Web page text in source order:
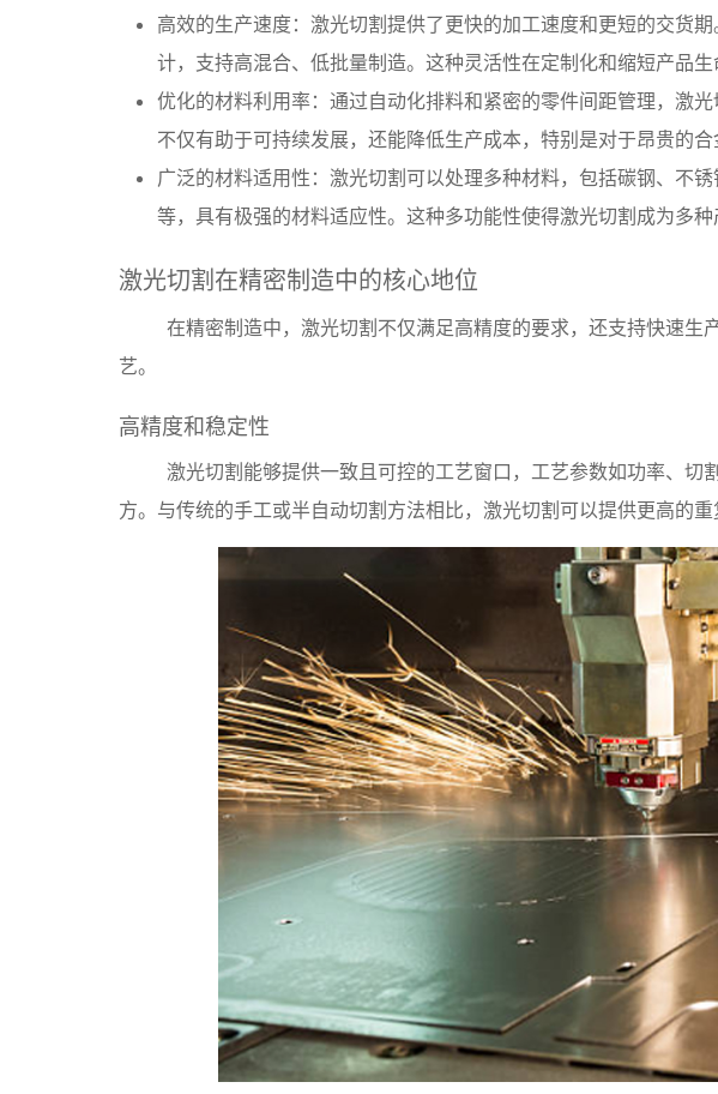
高效的生产速度：激光切割提供了更快的加工速度和更短的交货
计，支持高混合、低批量制造。这种灵活性在定制化和缩短产品生
优化的材料利用率：通过自动化排料和紧密的零件间距管理，激
不仅有助于可持续发展，还能降低生产成本，特别是对于昂贵的合
广泛的材料适用性：激光切割可以处理多种材料，包括碳钢、不
等，具有极强的材料适应性。这种多功能性使得激光切割成为多
激光切割在精密制造中的核心地位
在精密制造中，激光切割不仅满足高精度的要求，还支持快速生
艺。
高精度和稳定性
激光切割能够提供一致且可控的工艺窗口，工艺参数如功率、切
方。与传统的手工或半自动切割方法相比，激光切割可以提供更高的重